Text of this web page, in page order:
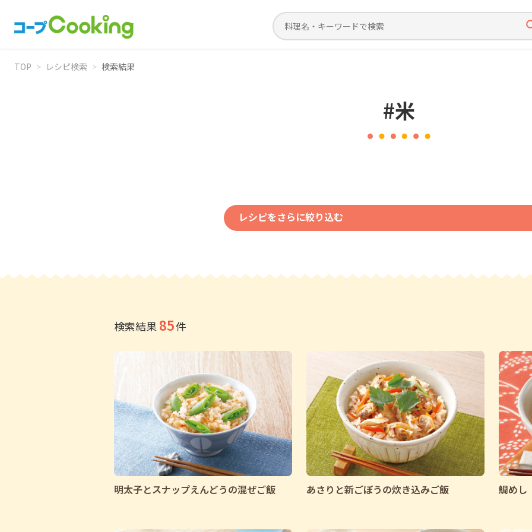
TOP > レシピ検索 > 検索結果
#米
レシピをさらに絞り込む
和風
洋風 中華風 韓国風 エスニック その他
デザート 汁物
さらに条件を指定して
検索結果85件
明太子とスナップえんどうの混ぜご飯 あさりと新ごぼうの炊き込みご飯 鯛めし